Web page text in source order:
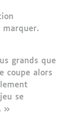
marquer.
grands que
coupe alors
se
»